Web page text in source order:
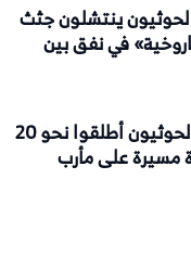
ينتشلون جثث
في نفق بين
مقتل وإصابة 16 مدنيا.. الحوثيون أطلقوا نحو 20